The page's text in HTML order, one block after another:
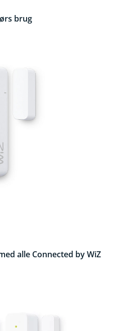
brug
alle Connected by WiZ